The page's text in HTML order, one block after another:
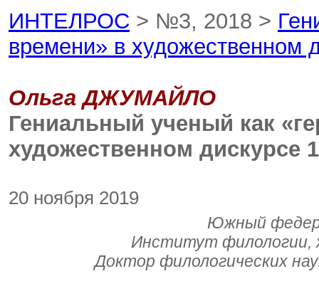
ИНТЕЛРОС > №3, 2018 >
времени» в художественном
Ольга ДЖУМАЙЛО
Гениальный ученый как
художественном дискурсе
20 ноября 2019
Южный
Институт филологии,
Доктор филологических